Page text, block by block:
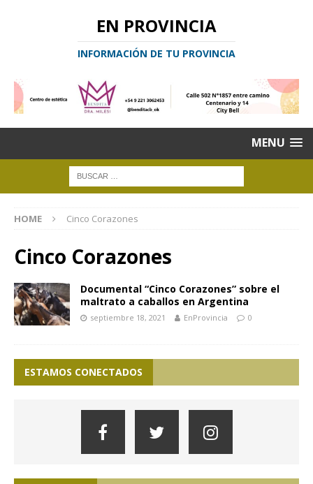
EN PROVINCIA
INFORMACIÓN DE TU PROVINCIA
MENU
HOME Cinco Corazones
Cinco Corazones
Documental “Cinco Corazones” sobre el
maltrato a caballos en Argentina
septiembre 18, 2021 EnProvincia 0
ESTAMOS CONECTADOS